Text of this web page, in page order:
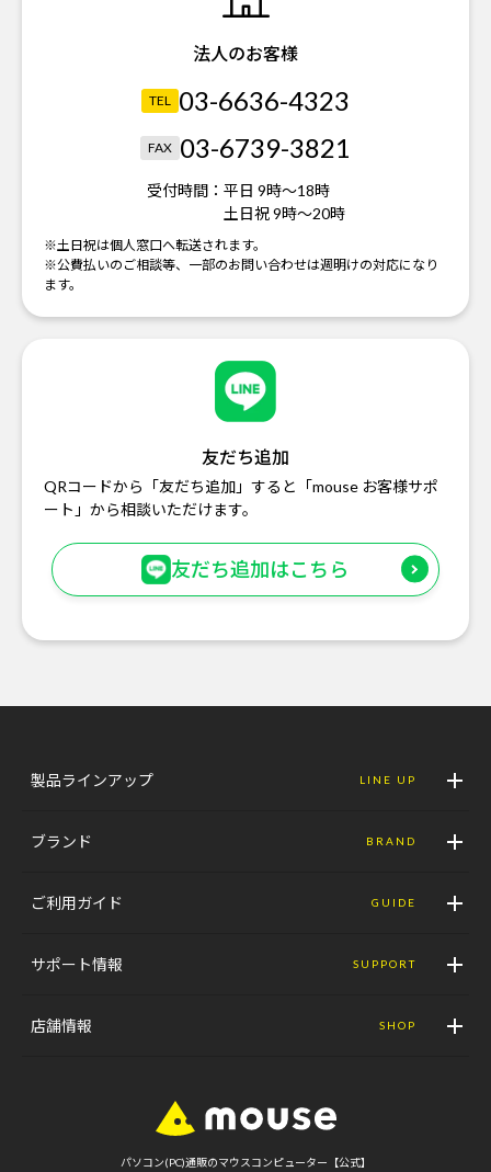
法人のお客様
TEL 03-6636-4323
FAX 03-6739-3821
受付時間： 平日 9時～18時
土日祝 9時～20時
※土日祝は個人窓口へ転送されます。
※公費払いのご相談等、一部のお問い合わせは週明けの対応になり
ます。
友だち追加
QRコードから「友だち追加」すると「mouse お客様サポ
ート」から相談いただけます。
友だち追加はこちら
製品ラインアップ LINE UP
ブランド BRAND
ご利用ガイド GUIDE
サポート情報 SUPPORT
店舗情報 SHOP
パソコン(PC)通販のマウスコンピューター【公式】